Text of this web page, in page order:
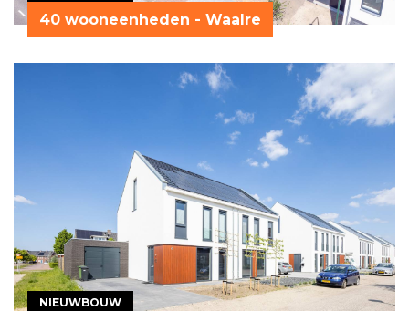
40 wooneenheden - Waalre
NIEUWBOUW